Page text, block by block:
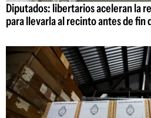
Diputados: libertarios aceleran la
para llevarla al recinto antes de fin